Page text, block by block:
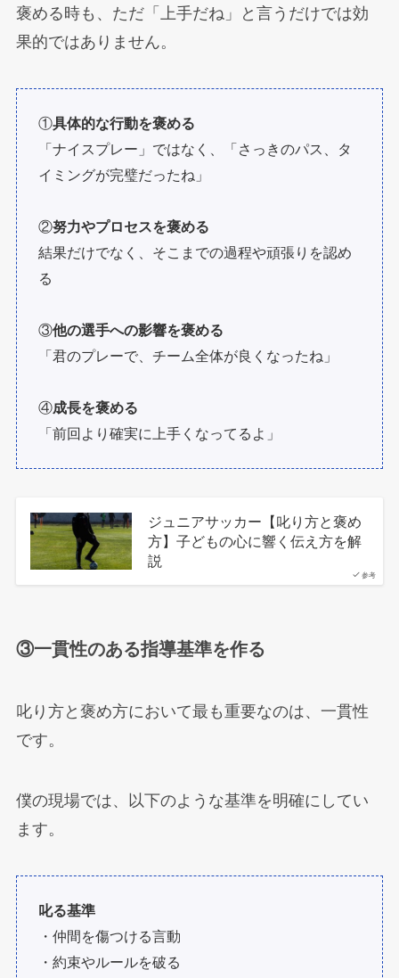
褒める時も、ただ「上手だね」と言うだけでは効
果的ではありません。
①具体的な行動を褒める
「ナイスプレー」ではなく、「さっきのパス、タ
イミングが完璧だったね」
②努力やプロセスを褒める
結果だけでなく、そこまでの過程や頑張りを認め
る
③他の選手への影響を褒める
「君のプレーで、チーム全体が良くなったね」
④成長を褒める
「前回より確実に上手くなってるよ」
参考
ジュニアサッカー【叱り方と褒め
方】子どもの心に響く伝え方を解
説
③一貫性のある指導基準を作る
叱り方と褒め方において最も重要なのは、一貫性
です。
僕の現場では、以下のような基準を明確にしてい
ます。
叱る基準
・仲間を傷つける言動
・約束やルールを破る